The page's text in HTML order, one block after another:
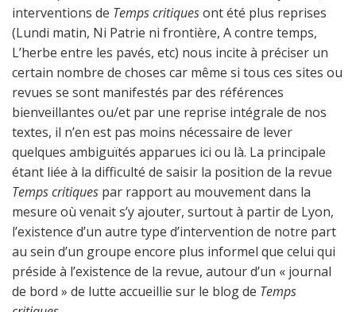
interventions de Temps critiquesont été plus reprises
(Lundi matin, Ni Patrie ni frontière, A contre temps,
L’herbe entre les pavés, etc) nous incite à préciser un
certain nombre de choses car même si tous ces sites ou
revues se sont manifestés par des références
bienveillantes ou/et par une reprise intégrale de nos
textes, il n’en est pas moins nécessaire de lever
quelques ambiguïtés apparues ici ou là. La principale
étant liée à la difficulté de saisir la position de la revue
Temps critiques par rapport au mouvement dans la
mesure où venait s’y ajouter, surtout à partir de Lyon,
l’existence d’un autre type d’intervention de notre part
au sein d’un groupe encore plus informel que celui qui
préside à l’existence de la revue, autour d’un « journal
de bord » de lutte accueillie sur le blog de Temps